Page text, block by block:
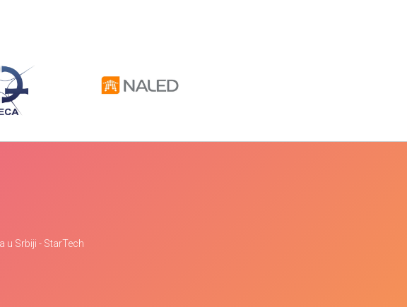
u Srbiji - StarTech